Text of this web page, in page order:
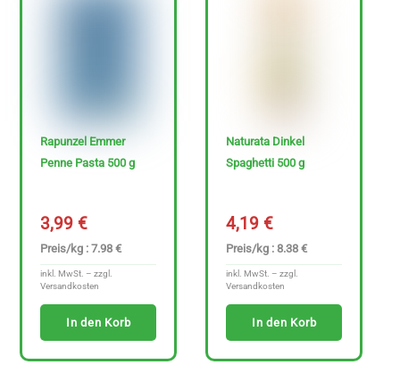
Rapunzel Emmer
Penne Pasta 500 g
3,99€
Preis/kg : 7.98 €
inkl. MwSt. – zzgl.
Versandkosten
In den Korb
Naturata Dinkel
Spaghetti 500 g
4,19€
Preis/kg : 8.38 €
inkl. MwSt. – zzgl.
Versandkosten
In den Korb